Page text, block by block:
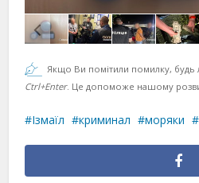
Якщо Ви помітили помилку, будь
Ctrl+Enter. Це допоможе нашому
Ізмаїл криминал моряки